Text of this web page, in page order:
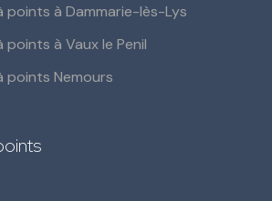
points à Dammarie-lès-Lys
points à Vaux le Penil
points Nemours